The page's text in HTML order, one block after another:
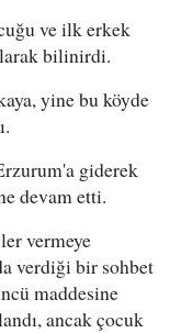
ve ilk erkek
bilinirdi.
yine bu köyde
giderek
devam etti.
vermeye
verdiği bir sohbet
maddesine
ancak çocuk